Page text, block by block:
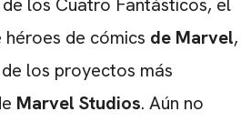
de cómics de Marvel,
los proyectos más
Marvel Studios. Aún no